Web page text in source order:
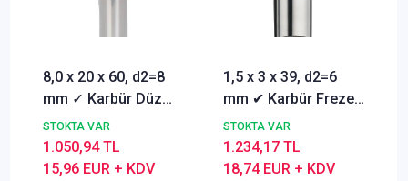
8,0 x 20 x 60, d2=8
mm ✓ Karbür Düz
Freze, Parmak freze
ucu Z=4,TiSiN
Kaplamalı
STOKTA VAR
15,96 EUR + KDV
1.050,94 TL
1,5 x 3 x 39, d2=6
mm ✔ Karbür Freze
ucu, Z=3, Kaplamalı,
30°
STOKTA VAR
18,74 EUR + KDV
1.234,17 TL